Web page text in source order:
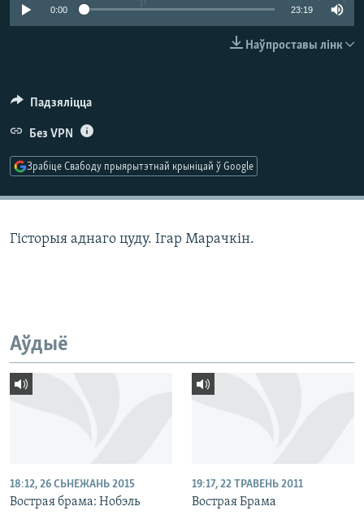
КУЛЬТУРА
МОВА0:00 23:19
Наўпроставы лінк
Падзяліцца
Без VPN
Зрабіце Свабоду прыярытэтнай крыніцай ў Google
Гісторыя аднаго цуду. Ігар Марачкін.
Аўдыё
18:12, 26 СЬНЕЖАНЬ 2015
Вострая брама: Нобэль
19:17, 22 ТРАВЕНЬ 2011
Вострая Брама